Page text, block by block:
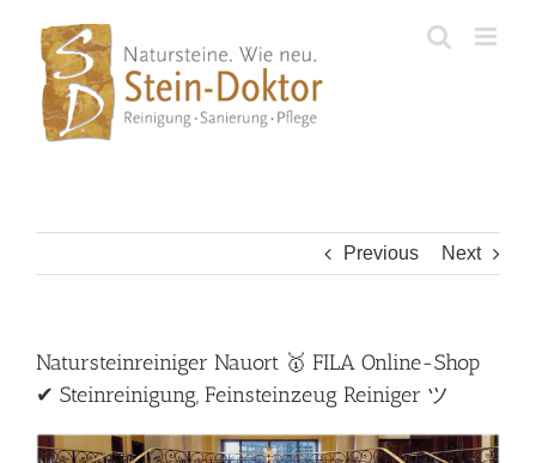
content
Previous Next
Natursteinreiniger Nauort 🥇 FILA Online-Shop
✔ Steinreinigung, Feinsteinzeug Reiniger ツ